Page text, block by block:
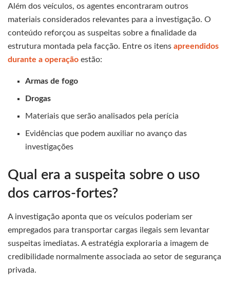
Além dos veículos, os agentes encontraram outros
materiais considerados relevantes para a investigação. O
conteúdo reforçou as suspeitas sobre a finalidade da
estrutura montada pela facção. Entre os itens apreendidos
durante a operação estão:
Armas de fogo
Drogas
Materiais que serão analisados pela perícia
Evidências que podem auxiliar no avanço das
investigações
Qual era a suspeita sobre o uso
dos carros-fortes?
A investigação aponta que os veículos poderiam ser
empregados para transportar cargas ilegais sem levantar
suspeitas imediatas. A estratégia exploraria a imagem de
credibilidade normalmente associada ao setor de segurança
privada.